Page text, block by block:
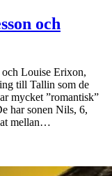
och
och Louise Erixon,
till Tallin som de
mycket ”romantisk”
har sonen Nils, 6,
mellan…